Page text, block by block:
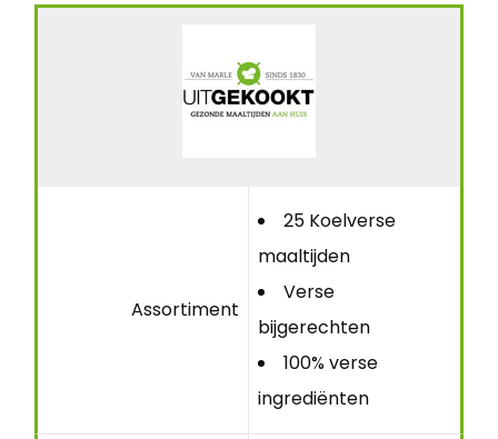
Assortiment
25 Koelverse
maaltijden
Verse
bijgerechten
100% verse
ingrediënten